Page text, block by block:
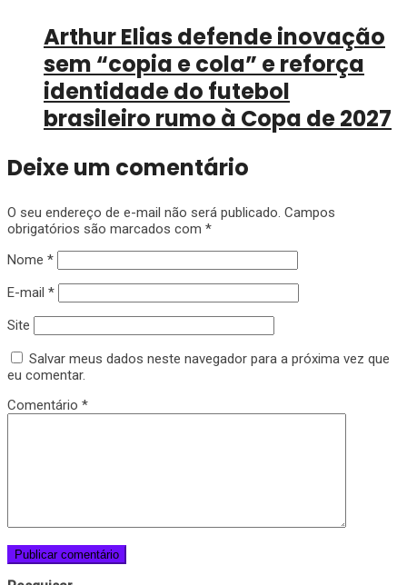
Arthur Elias defende inovação
sem “copia e cola” e reforça
identidade do futebol
brasileiro rumo à Copa de 2027
Deixe um comentário
O seu endereço de e-mail não será publicado. Campos
obrigatórios são marcados com *
Nome *
E-mail *
Site
Salvar meus dados neste navegador para a próxima vez que
eu comentar.
Comentário *